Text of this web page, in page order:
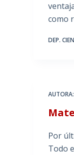
como
DEP.
Por
Todo